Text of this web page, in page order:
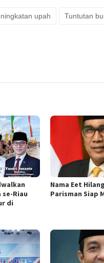
upah Tuntutan
se-Riau
di
Nama Eet
Parisman Siap